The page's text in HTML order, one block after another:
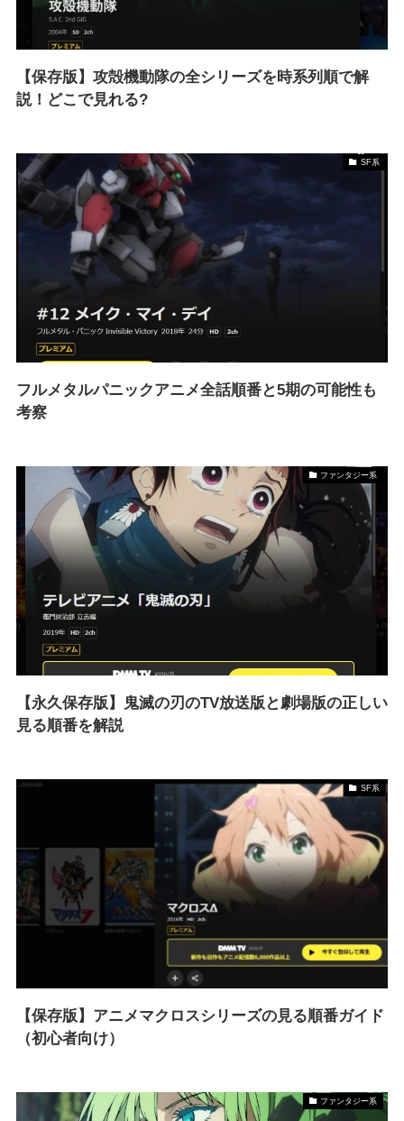
【保存版】攻殻機動隊の全シリーズを時系列順で解
説！どこで見れる?
SF系
フルメタルパニックアニメ全話順番と5期の可能性も
考察
ファンタジー系
【永久保存版】鬼滅の刃のTV放送版と劇場版の正しい
見る順番を解説
SF系
【保存版】アニメマクロスシリーズの見る順番ガイド
（初心者向け）
ファンタジー系